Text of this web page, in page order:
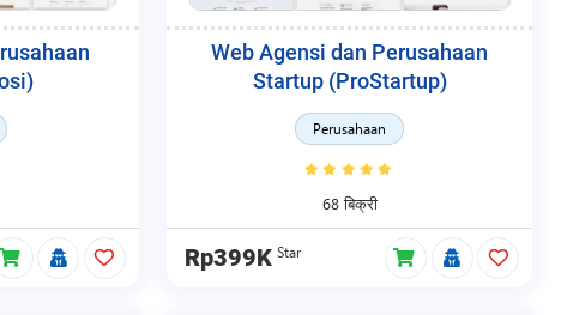
Web Agensi dan Perusahaan
Startup (ProStartup)
Perusahaan
68 बिक्री
Rp399K Star